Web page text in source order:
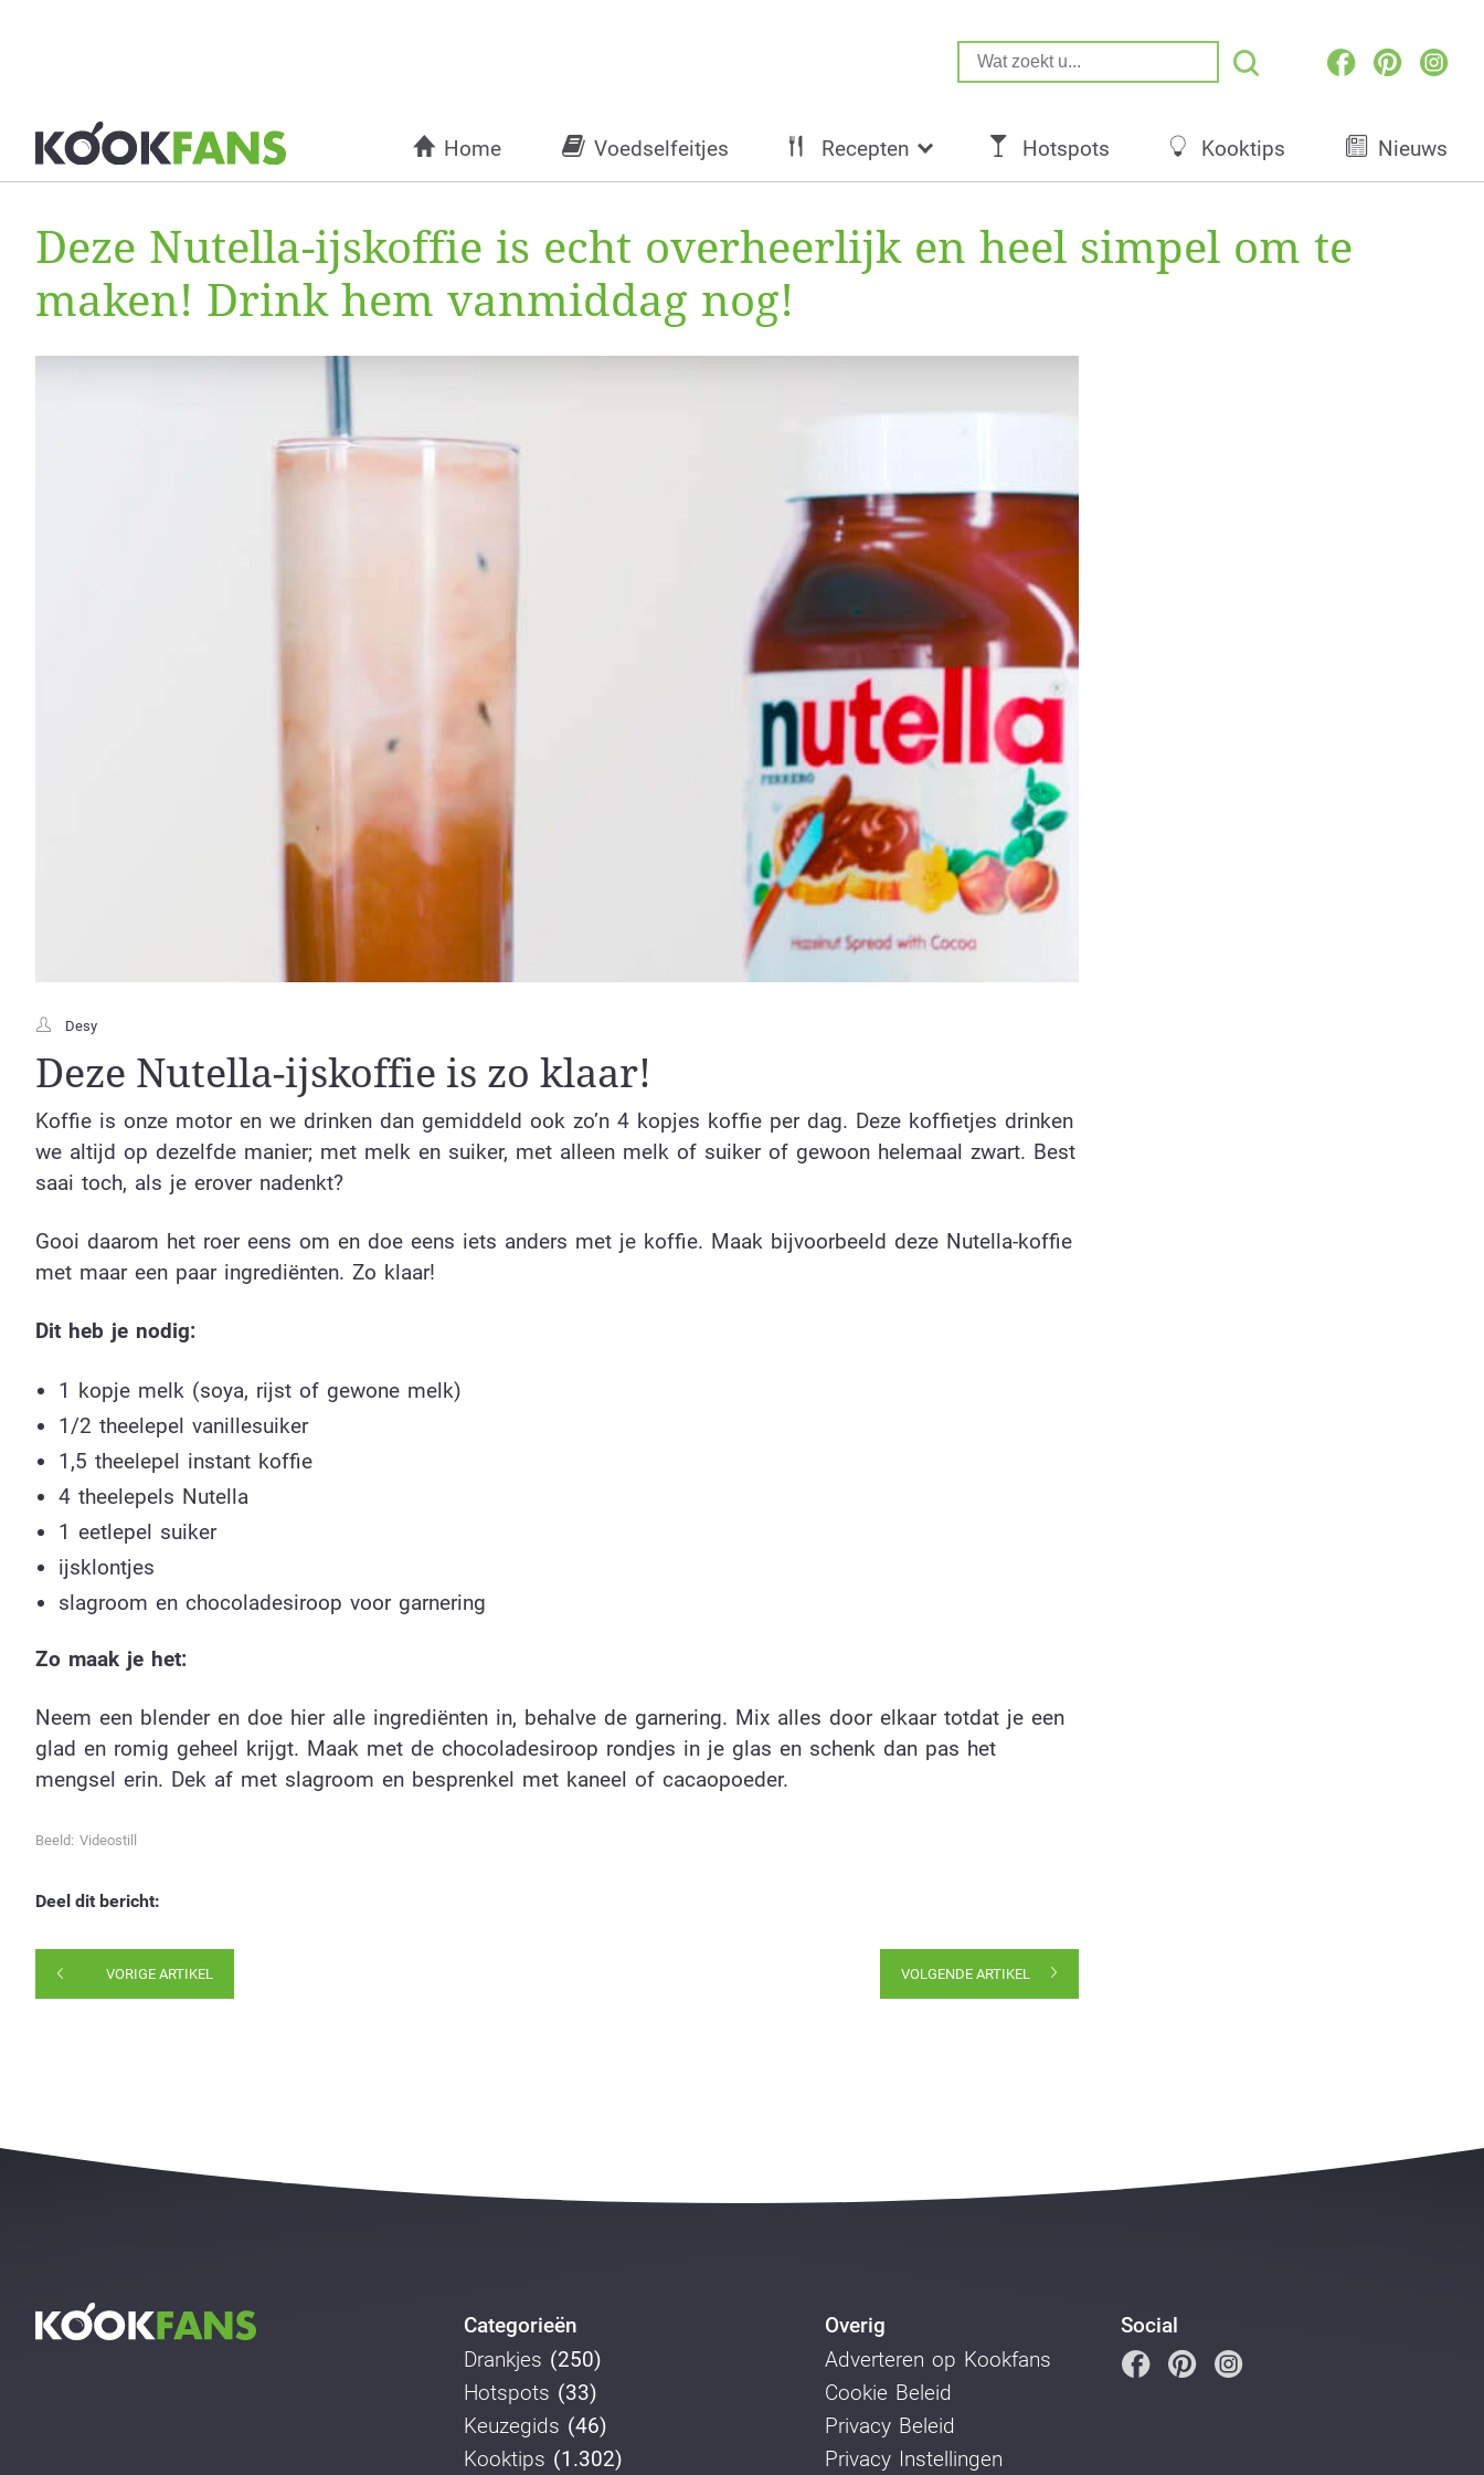
Home Voedselfeitjes Recepten Hotspots Kooktips Nieuws
Deze Nutella-ijskoffie is echt overheerlijk en heel simpel om te
maken! Drink hem vanmiddag nog!
Desy
Deze Nutella-ijskoffie is zo klaar!
Koffie is onze motor en we drinken dan gemiddeld ook zo’n 4 kopjes koffie per dag. Deze koffietjes drinken
we altijd op dezelfde manier; met melk en suiker, met alleen melk of suiker of gewoon helemaal zwart. Best
saai toch, als je erover nadenkt?
Gooi daarom het roer eens om en doe eens iets anders met je koffie. Maak bijvoorbeeld deze Nutella-koffie
met maar een paar ingrediënten. Zo klaar!
Dit heb je nodig:
1 kopje melk (soya, rijst of gewone melk)
1/2 theelepel vanillesuiker
1,5 theelepel instant koffie
4 theelepels Nutella
1 eetlepel suiker
ijsklontjes
slagroom en chocoladesiroop voor garnering
Zo maak je het:
Neem een blender en doe hier alle ingrediënten in, behalve de garnering. Mix alles door elkaar totdat je een
glad en romig geheel krijgt. Maak met de chocoladesiroop rondjes in je glas en schenk dan pas het
mengsel erin. Dek af met slagroom en besprenkel met kaneel of cacaopoeder.
Beeld: Videostill
Deel dit bericht:
VORIGE ARTIKEL VOLGENDE ARTIKEL
Categorieën
Drankjes (250)
Hotspots (33)
Keuzegids (46)
Kooktips (1.302)
Overig
Adverteren op Kookfans
Cookie Beleid
Privacy Beleid
Privacy Instellingen
Social